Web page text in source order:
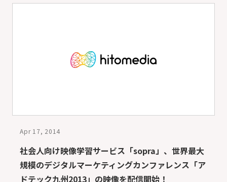
Apr 17, 2014
社会人向け映像学習サービス「sopra」、世界最大
規模のデジタルマーケティングカンファレンス「ア
ドテック九州2013」の映像を配信開始！